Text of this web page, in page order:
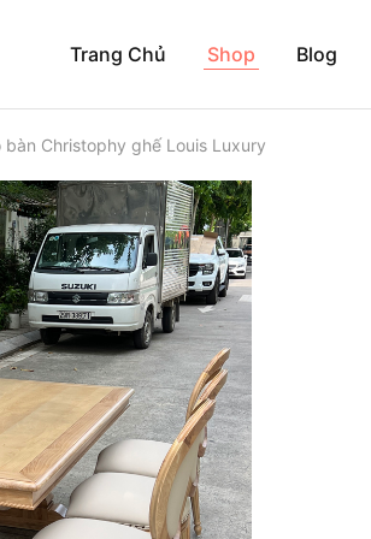
Trang Chủ Shop Blog
bàn Christophy ghế Louis Luxury